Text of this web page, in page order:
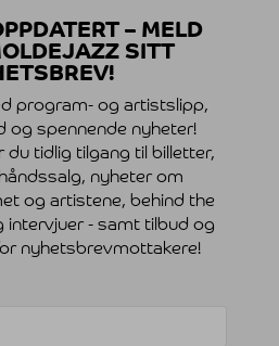
– MELD
SITT
program- og artistslipp,
og spennende nyheter!
du tidlig tilgang til billetter,
nyheter om
og artistene, behind the
intervjuer - samt tilbud og
nyhetsbrevmottakere!